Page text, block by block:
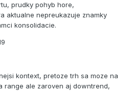
prudky pohyb hore,
aktualne nepreukazuje znamky
konsolidacie.
kontext, pretoze trh sa moze na
range ale zaroven aj downtrend,